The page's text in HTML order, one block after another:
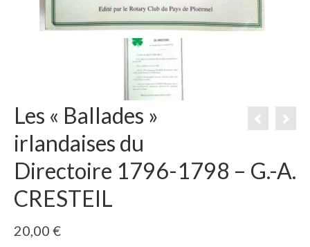
Les « Ballades »
irlandaises du
Directoire 1796-1798 – G.-A.
CRESTEIL
20,00 €